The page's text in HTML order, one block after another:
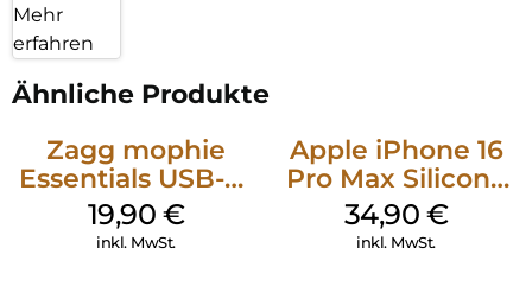
Mehr
erfahren
Ähnliche Produkte
Zagg mophie
Essentials USB-C-
20W Charger PD
Weiß
19,90 €
inkl. MwSt.
Apple iPhone 16
Pro Max Silicone
Case MagSafe
Denim
34,90 €
inkl. MwSt.